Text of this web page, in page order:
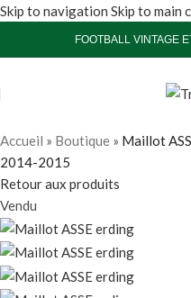
Skip to navigation Skip to main
FOOTBALL VINTAGE
Accueil » Boutique » Maillot
2014-2015
Retour aux produits
Vendu